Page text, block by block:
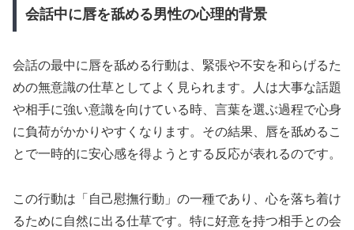
会話中に唇を舐める男性の心理的背景
会話の最中に唇を舐める行動は、緊張や不安を和らげるた
めの無意識の仕草としてよく見られます。人は大事な話題
や相手に強い意識を向けている時、言葉を選ぶ過程で心身
に負荷がかかりやすくなります。その結果、唇を舐めるこ
とで一時的に安心感を得ようとする反応が表れるのです。
この行動は「自己慰撫行動」の一種であり、心を落ち着け
るために自然に出る仕草です。特に好意を持つ相手との会